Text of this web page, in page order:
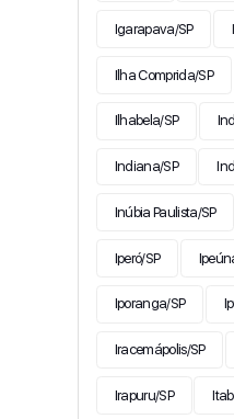
Igarapava/SP
Ilha Comprida/SP
Ilhabela/SP
Indiana/SP
Inúbia Paulista/SP
Iperó/SP
Iporanga/SP
Iracemápolis/SP
Irapuru/SP